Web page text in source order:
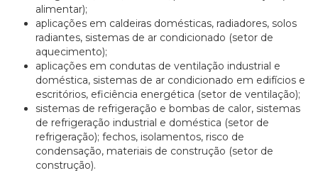
alimentar);
aplicações em caldeiras domésticas, radiadores, solos
radiantes, sistemas de ar condicionado (setor de
aquecimento);
aplicações em condutas de ventilação industrial e
doméstica, sistemas de ar condicionado em edifícios e
escritórios, eficiência energética (setor de ventilação);
sistemas de refrigeração e bombas de calor, sistemas
de refrigeração industrial e doméstica (setor de
refrigeração); fechos, isolamentos, risco de
condensação, materiais de construção (setor de
construção).